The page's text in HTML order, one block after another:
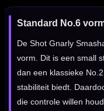
Standard No.6
De Shot Gnarly
vorm. Dit is een small
dan een klassieke
stabiliteit biedt.
die controle willen